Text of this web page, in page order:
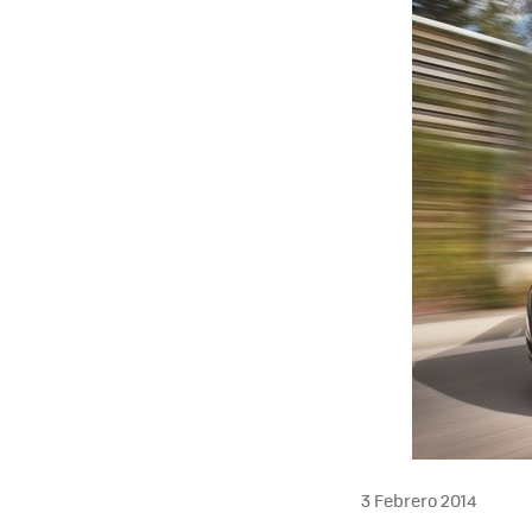
3 Febrero 2014